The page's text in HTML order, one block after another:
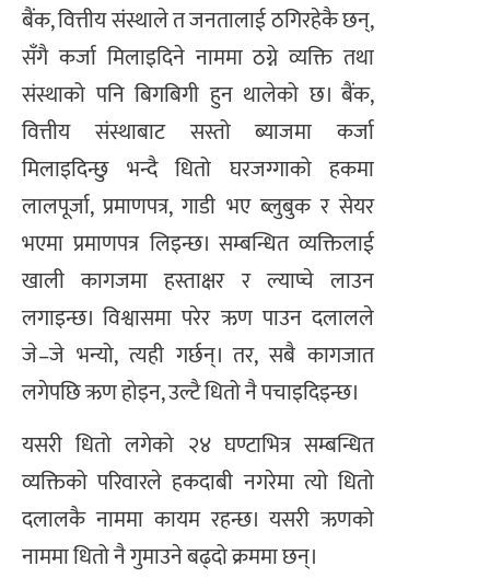
बैंक, वित्तीय संस्थाले त जनतालाई ठगिरहेकै छन्,
सँगै कर्जा मिलाइदिने नाममा ठग्ने व्यक्ति तथा
संस्थाको पनि बिगबिगी हुन थालेको छ। बैंक,
वित्तीय संस्थाबाट सस्तो ब्याजमा कर्जा
मिलाइदिन्छु भन्दै धितो घरजग्गाको हकमा
लालपूर्जा, प्रमाणपत्र, गाडी भए ब्लुबुक र सेयर
भएमा प्रमाणपत्र लिइन्छ। सम्बन्धित व्यक्तिलाई
खाली कागजमा हस्ताक्षर र ल्याप्चे लाउन
लगाइन्छ। विश्वासमा परेर ऋण पाउन दलालले
जे–जे भन्यो, त्यही गर्छन्। तर, सबै कागजात
लगेपछि ऋण होइन, उल्टै धितो नै पचाइदिइन्छ।
यसरी धितो लगेको २४ घण्टाभित्र सम्बन्धित
व्यक्तिको परिवारले हकदाबी नगरेमा त्यो धितो
दलालकै नाममा कायम रहन्छ। यसरी ऋणको
नाममा धितो नै गुमाउने बढ्दो क्रममा छन्।